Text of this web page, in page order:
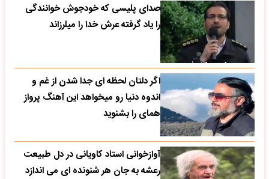
صدای پلیسی که خودجوش خوانندگی
را یاد گرفته عرش خدا را میلرزاند
اگر دلتان لحظه ای جدا شدن از غم و
اندوه دنیا رو میخواهد این آهنگ پرواز
همای را بشنوید
آوازخوانی استاد کاویانی در دل طبیعت
رعشه به جان هر شنونده ای می اندازد